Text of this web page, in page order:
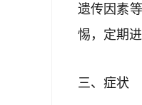
遗传因素
惕，定期
三、症状